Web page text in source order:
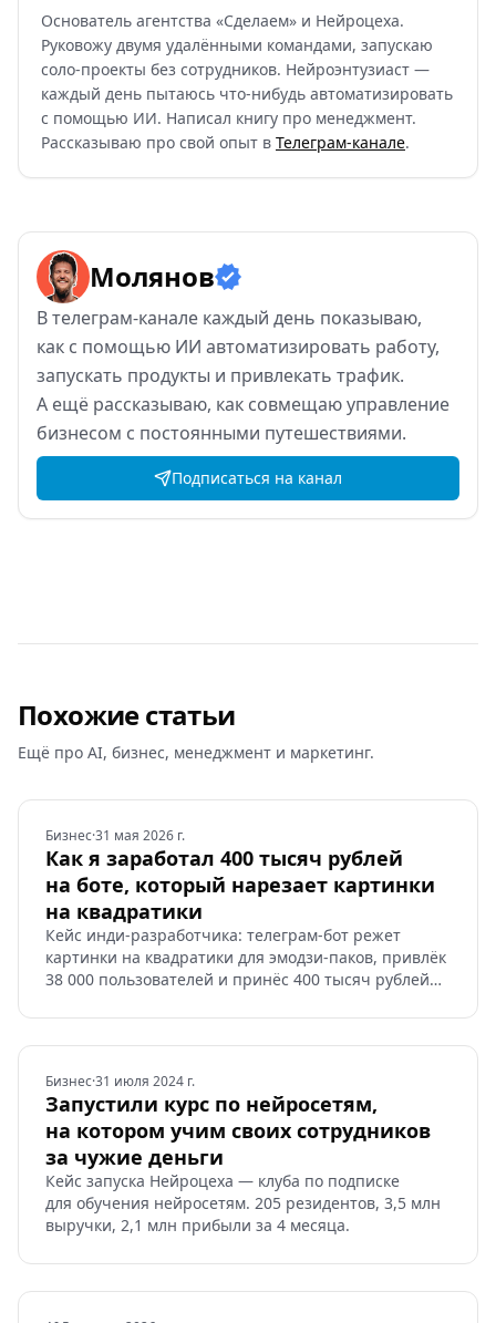
Основатель агентства «Сделаем» и Нейроцеха.
Руковожу двумя удалёнными командами, запускаю
соло-проекты без сотрудников. Нейроэнтузиаст —
каждый день пытаюсь что-нибудь автоматизировать
с помощью ИИ. Написал книгу про менеджмент.
Рассказываю про свой опыт в Телеграм-канале.
Молянов
Втелеграм-канале каждый день показываю,
как с помощью ИИ автоматизировать работу,
запускать продукты и привлекать трафик.
А ещё рассказываю, как совмещаю управление
бизнесом с постоянными путешествиями.
Подписаться на канал
Похожие статьи
Ещё про AI, бизнес, менеджмент и маркетинг.
Бизнес·31 мая 2026 г.
Как я заработал 400 тысяч рублей
на боте, который нарезает картинки
на квадратики
Кейс инди-разработчика: телеграм-бот режет
картинки на квадратики для эмодзи-паков, привлёк
38 000 пользователей и принёс 400 тысяч рублей
Бизнес·31 июля 2024 г.
Запустили курс по нейросетям,
на котором учим своих сотрудников
за чужие деньги
Кейс запуска Нейроцеха — клуба по подписке
для обучения нейросетям. 205 резидентов, 3,5 млн
выручки, 2,1 млн прибыли за 4 месяца.